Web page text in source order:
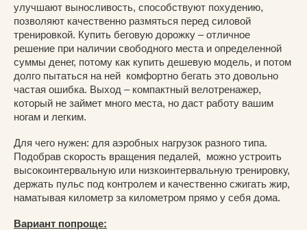
улучшают выносливость, способствуют похудению,
позволяют качественно размяться перед силовой
тренировкой. Купить беговую дорожку – отличное
решение при наличии свободного места и определенной
суммы денег, потому как купить дешевую модель, и потом
долго пытаться на ней комфортно бегать это довольно
частая ошибка. Выход – компактный велотренажер,
который не займет много места, но даст работу вашим
ногам и легким.
Для чего нужен: для аэробных нагрузок разного типа.
Подобрав скорость вращения педалей, можно устроить
высокоинтервальную или низкоинтервальную тренировку,
держать пульс под контролем и качественно сжигать жир,
наматывая километр за километром прямо у себя дома.
Вариант попроще: